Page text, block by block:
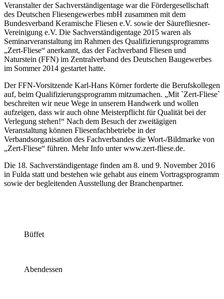
Veranstalter der Sachverständigentage war die Fördergesellschaft
des Deutschen Fliesengewerbes mbH zusammen mit dem
Bundesverband Keramische Fliesen e.V. sowie der Säurefliesner-
Vereinigung e.V. Die Sachverständigentage 2015 waren als
Seminarveranstaltung im Rahmen des Qualifizierungsprogramms
„Zert-Fliese“ anerkannt, das der Fachverband Fliesen und
Naturstein (FFN) im Zentralverband des Deutschen Baugewerbes
im Sommer 2014 gestartet hatte.
Der FFN-Vorsitzende Karl-Hans Körner forderte die Berufskollegen
auf, beim Qualifizierungsprogramm mitzumachen. „Mit `Zert-Fliese`
beschreiten wir neue Wege in unserem Handwerk und wollen
aufzeigen, dass wir auch ohne Meisterpflicht für Qualität bei der
Verlegung stehen!“ Nach dem Besuch der zweitägigen
Veranstaltung können Fliesenfachbetriebe in der
Verbandsorganisation des Fachverbandes die Wort-/Bildmarke von
„Zert-Fliese“ führen. Mehr Info unter www.zert-fliese.de.
Die 18. Sachverständigentage finden am 8. und 9. November 2016
in Fulda statt und bestehen wie gehabt aus einem Vortragsprogramm
sowie der begleitenden Ausstellung der Branchenpartner.
Büffet
Abendessen